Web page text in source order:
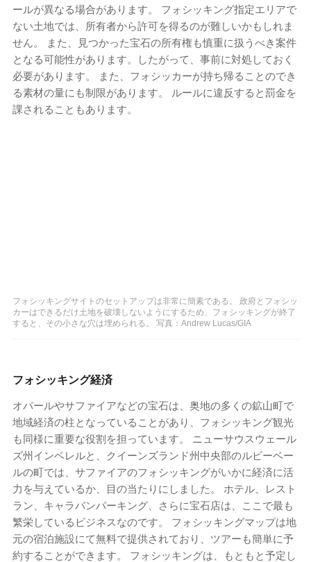
ールが異なる場合があります。 フォシッキング指定エリアで
ない土地では、所有者から許可を得るのが難しいかもしれま
せん。 また、見つかった宝石の所有権も慎重に扱うべき案件
となる可能性があります。したがって、事前に対処しておく
必要があります。 また、フォシッカーが持ち帰ることのでき
る素材の量にも制限があります。 ルールに違反すると罰金を
課されることもあります。
フォシッキングサイトのセットアップは非常に簡素である。 政府とフォシッ
カーはできるだけ土地を破壊しないようにするため、フォシッキングが終了
すると、その小さな穴は埋められる。 写真：Andrew Lucas/GIA
フォシッキング経済
オパールやサファイアなどの宝石は、奥地の多くの鉱山町で
地域経済の柱となっていることがあり、フォシッキング観光
も同様に重要な役割を担っています。 ニューサウスウェール
ズ州インベレルと、クイーンズランド州中央部のルビーベー
ルの町では、サファイアのフォシッキングがいかに経済に活
力を与えているか、目の当たりにしました。 ホテル、レスト
ラン、キャラバンパーキング、さらに宝石店は、ここで最も
繁栄しているビジネスなのです。 フォシッキングマップは地
元の宿泊施設にて無料で提供されており、ツアーも簡単に予
約することができます。 フォシッキングは、もともと予定し